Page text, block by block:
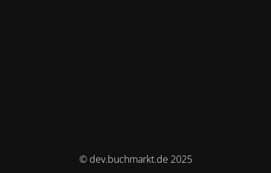
© dev.buchmarkt.de 2025